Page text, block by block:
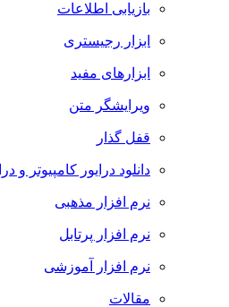
بازیابی اطلاعات
ابزار رجیستری
ابزارهای مفید
ویرایشگر متن
قفل گذار
دانلود درایور کامپیوتر و
نرم افزار مذهبی
نرم افزار پرتابل
نرم افزار آموزشی
مقالات